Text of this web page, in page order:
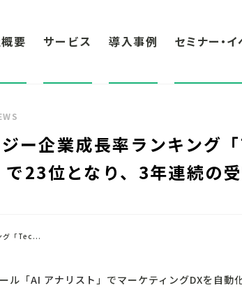
要 サービス 導入事例 セミナー・イ
ジー企業成長率ランキン
23位となり、3年連続の
グ「Tec...
ル「AI アナリスト 」でマーケティングDXを自動